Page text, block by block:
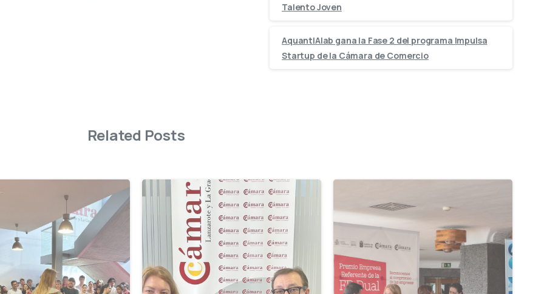
Talento Joven
AquantIAlab gana la Fase 2 del programa Impulsa
Startup de la Cámara de Comercio
Related Posts